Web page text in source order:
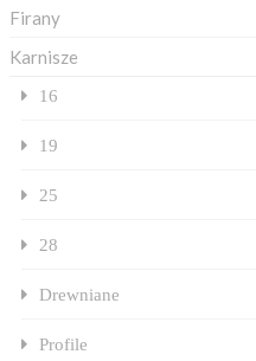
Firany
Karnisze
16
19
25
28
Drewniane
Profile